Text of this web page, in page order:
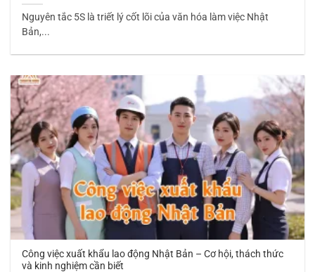
Nguyên tắc 5S là triết lý cốt lõi của văn hóa làm việc Nhật
Bản,...
Công việc xuất khẩu lao động Nhật Bản – Cơ hội, thách thức
và kinh nghiệm cần biết